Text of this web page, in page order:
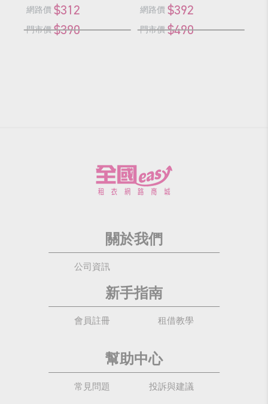
網路價 $312
門市價 $390
網路價 $392
門市價 $490
關於我們
公司資訊
新手指南
會員註冊 租借教學
幫助中心
常見問題 投訴與建議